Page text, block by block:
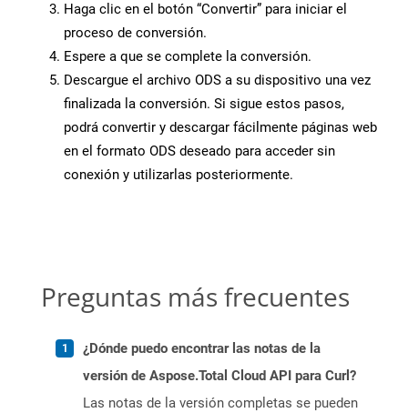
Haga clic en el botón “Convertir” para iniciar el
proceso de conversión.
Espere a que se complete la conversión.
Descargue el archivo ODS a su dispositivo una vez
finalizada la conversión. Si sigue estos pasos,
podrá convertir y descargar fácilmente páginas web
en el formato ODS deseado para acceder sin
conexión y utilizarlas posteriormente.
Preguntas más frecuentes
¿Dónde puedo encontrar las notas de la
versión de Aspose.Total Cloud API para Curl?
Las notas de la versión completas se pueden